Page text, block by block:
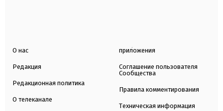
О нас
Редакция
Редакционная политика
О телеканале
приложения
Соглашение пользователя
Сообщества
Правила комментирования
Техническая информация